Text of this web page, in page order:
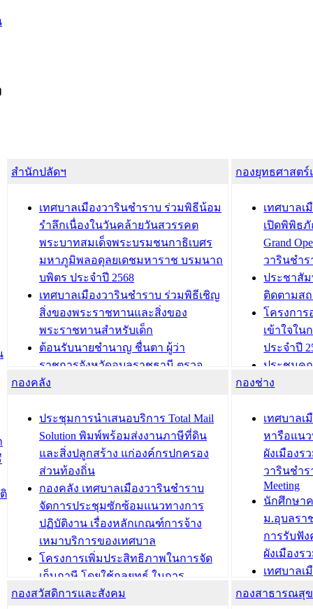
สำนักปลัดฯ
เทศบาลเมืองวารินชำราบ ร่วมพิธีน้อม
รำลึกเนื่องในวันคล้ายวันสวรรคต
พระบาทสมเด็จพระบรมชนกาธิเบศร
มหาภูมิพลอดุลยเดชมหาราช บรมนาถ
บพิตร ประจำปี 2568
เทศบาลเมืองวารินชำราบ ร่วมพิธีเชิญ
สิ่งของพระราชทานและสิ่งของ
พระราชทานสำหรับเด็ก
ต้อนรับนายชำนาญ ชื่นตา ผู้ว่า
ราชการจังหวัดอุบลราชธานี ตรวจ
ความเรียบร้อยของสถานที่ในการเตรี
องคมนตรี
สำนักทะเบียนท้องถิ่นเทศบาลเมือง
วารินชำราบ ดำเนินการมอบทะเบียน
บ้าน ทร.14 และบัตรประจำตัว
ประชาชนบุคคลประเภท 8 แก่บุคคลที่
ได้รับการเพิ่มชื่อในทะเบียนบ้าน
(ท.ร.14) กรณีคนไม่มีสัญชาติไทยได้รับ
อนุญาตให้มีถิ่นที่อยู่
ประชุมคณะกรรมการประเมินผลการ
ควบคุมภายในของ สำนัก/กอง/
โรงเรียน/ศูนย์พัฒนาเด็กเล็ก/สถานธนา
กองยุทธศาสต
เทศบาลเ
เปิดพิพิธภั
Grand
วารินชำร
ประชาสัม
ติดตามส
โครงกา
เข้าใจใน
ประจำปี
ประชุมค
ความเสี่ย
ประชุมที
ชีวา สร้า
ขับเคลื่อน
“เมืองแห่
บทความ อื่นๆ ...
กองคลัง
ประชุมการนำเสนอบริการ Total Mail
Solution พิมพ์พร้อมส่งงานภาษีที่ดิน
และสิ่งปลูกสร้าง แก่องค์กรปกครอง
ส่วนท้องถิ่น
กองคลัง เทศบาลเมืองวารินชำราบ
จัดการประชุมซักซ้อมแนวทางการ
ปฏิบัติงาน เรื่องหลักเกณฑ์การจ้าง
เหมาบริการของเทศบาล
โครงการเพิ่มประสิทธิภาพในการจัด
เก็บภาษี โดยใช้กลยุทธ์ ในการ
พัฒนาการจัดเก็บรายได้ ประจำปี พ.ศ.
กองช่าง
เทศบาลเ
หารือแน
ผังเมืองร
วารินชำร
Meeting
นักศึกษา
ม.อุบลรา
การรับฟั
ผังเมืองร
เทศบาลเ
โครงการ
กองสวัสดิการและสังคม กองสาธารณสุ